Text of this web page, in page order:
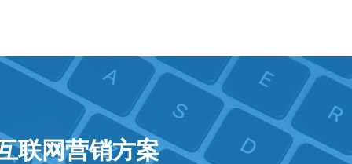
联网营销方案